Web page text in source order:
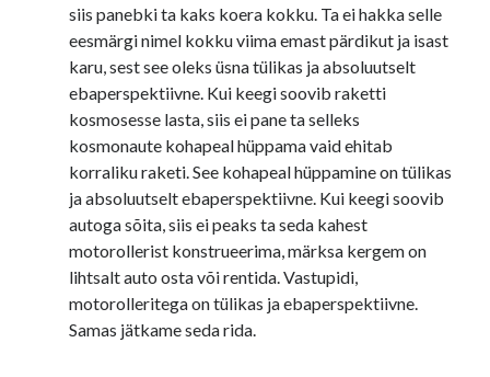
siis panebki ta kaks koera kokku. Ta ei hakka selle
eesmärgi nimel kokku viima emast pärdikut ja isast
karu, sest see oleks üsna tülikas ja absoluutselt
ebaperspektiivne. Kui keegi soovib raketti
kosmosesse lasta, siis ei pane ta selleks
kosmonaute kohapeal hüppama vaid ehitab
korraliku raketi. See kohapeal hüppamine on tülikas
ja absoluutselt ebaperspektiivne. Kui keegi soovib
autoga sõita, siis ei peaks ta seda kahest
motorollerist konstrueerima, märksa kergem on
lihtsalt auto osta või rentida. Vastupidi,
motorolleritega on tülikas ja ebaperspektiivne.
Samas jätkame seda rida.